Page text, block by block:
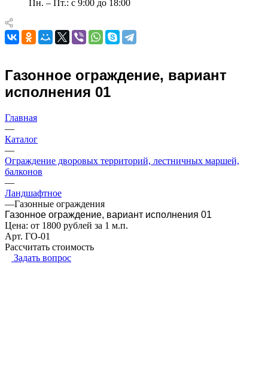
Пн. – Пт.: с 9:00 до 18:00
Газонное ограждение, вариант
исполнения 01
Главная
—
Каталог
—
Ограждение дворовых территорий, лестничных маршей,
балконов
—
Ландшафтное
—Газонные ограждения
Газонное ограждение, вариант исполнения 01
Цена: от 1800 рублей за 1 м.п.
Арт. ГО-01
Рассчитать стоимость
Задать вопрос